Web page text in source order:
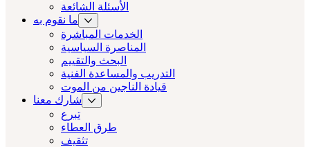
الأسئلة الشائعة
ما نقوم به
الخدمات المباشرة
المناصرة السياسية
البحث والتقييم
التدريب والمساعدة الفنية
قيادة الناجين من الموت
شارك معنا
تبرع
طرق العطاء
تثقيف